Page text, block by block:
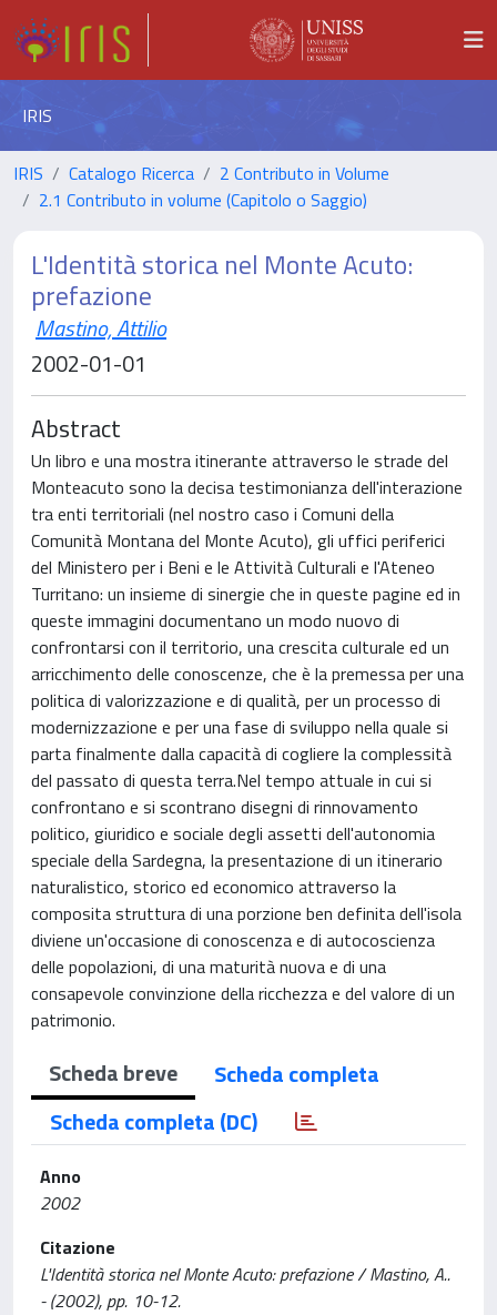
IRIS
IRIS Catalogo Ricerca
2 Contributo in Volume
2.1 Contributo in volume (Capitolo o Saggio)
L'Identità storica nel Monte Acuto:
prefazione
Mastino, Attilio
2002-01-01
Abstract
Un libro e una mostra itinerante attraverso le strade del
Monteacuto sono la decisa testimonianza dell'interazione
tra enti territoriali (nel nostro caso i Comuni della
Comunità Montana del Monte Acuto), gli uffici periferici
del Ministero per i Beni e le Attività Culturali e l'Ateneo
Turritano: un insieme di sinergie che in queste pagine ed in
queste immagini documentano un modo nuovo di
confrontarsi con il territorio, una crescita culturale ed un
arricchimento delle conoscenze, che è la premessa per una
politica di valorizzazione e di qualità, per un processo di
modernizzazione e per una fase di sviluppo nella quale si
parta finalmente dalla capacità di cogliere la complessità
del passato di questa terra.Nel tempo attuale in cui si
confrontano e si scontrano disegni di rinnovamento
politico, giuridico e sociale degli assetti dell'autonomia
speciale della Sardegna, la presentazione di un itinerario
naturalistico, storico ed economico attraverso la
composita struttura di una porzione ben definita dell'isola
diviene un'occasione di conoscenza e di autocoscienza
delle popolazioni, di una maturità nuova e di una
consapevole convinzione della ricchezza e del valore di un
patrimonio.
Scheda breve
Scheda completa
Scheda completa (DC)
Anno
2002
Citazione
L'Identità storica nel Monte Acuto: prefazione / Mastino, A..
- (2002), pp. 10-12.